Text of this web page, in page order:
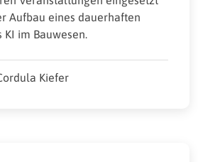
Aufbau eines dauerhaften
im Bauwesen.
Kiefer